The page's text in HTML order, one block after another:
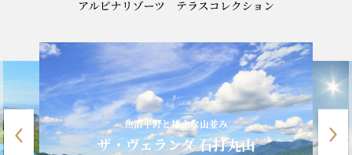
魚沼平野と雄大な山並み
ザ・ヴェランダ 石打丸山